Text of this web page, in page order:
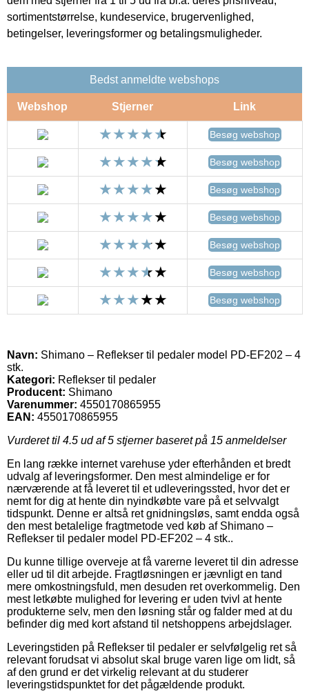
sortimentstørrelse, kundeservice, brugervenlighed,
betingelser, leveringsformer og betalingsmuligheder.
Bedst anmeldte webshops
Webshop Stjerner Link
Besøg webshop
Besøg webshop
Besøg webshop
Besøg webshop
Besøg webshop
Besøg webshop
Besøg webshop
Navn: Shimano – Reflekser til pedaler model PD-EF202 – 4
stk.
Kategori: Reflekser til pedaler
Producent: Shimano
Varenummer: 4550170865955
EAN: 4550170865955
Vurderet til 4.5 ud af 5 stjerner baseret på 15 anmeldelser
En lang række internet varehuse yder efterhånden et bredt
udvalg af leveringsformer. Den mest almindelige er for
nærværende at få leveret til et udleveringssted, hvor det er
nemt for dig at hente din nyindkøbte vare på et selvvalgt
tidspunkt. Denne er altså ret gnidningsløs, samt endda også
den mest betalelige fragtmetode ved køb af Shimano –
Reflekser til pedaler model PD-EF202 – 4 stk..
Du kunne tillige overveje at få varerne leveret til din adresse
eller ud til dit arbejde. Fragtløsningen er jævnligt en tand
mere omkostningsfuld, men desuden ret overkommelig. Den
mest letkøbte mulighed for levering er uden tvivl at hente
produkterne selv, men den løsning står og falder med at du
befinder dig med kort afstand til netshoppens arbejdslager.
Leveringstiden på Reflekser til pedaler er selvfølgelig ret så
relevant forudsat vi absolut skal bruge varen lige om lidt, så
af den grund er det virkelig relevant at du studerer
leveringstidspunktet for det pågældende produkt.